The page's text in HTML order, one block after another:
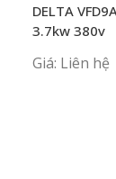
DELTA
3.7kw 380v
Giá: Liên hệ